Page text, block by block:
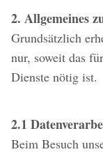
2. Allgemeines
Grundsätzlich
nur, soweit das
Dienste nötig ist.
2.1
Beim Besuch